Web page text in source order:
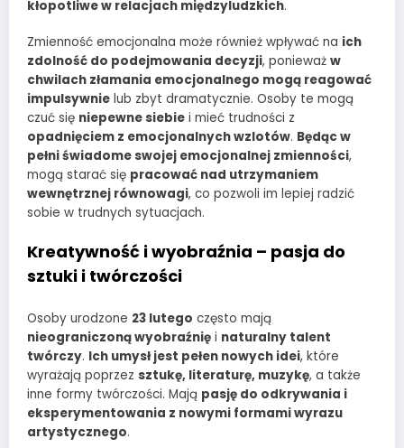
kłopotliwe w relacjach międzyludzkich.
Zmienność emocjonalna może również wpływać na ich
zdolność do podejmowania decyzji, ponieważ w
chwilach złamania emocjonalnego mogą reagować
impulsywnie lub zbyt dramatycznie. Osoby te mogą
czuć się niepewne siebie i mieć trudności z
opadnięciem z emocjonalnych wzlotów. Będąc w
pełni świadome swojej emocjonalnej zmienności,
mogą starać się pracować nad utrzymaniem
wewnętrznej równowagi, co pozwoli im lepiej radzić
sobie w trudnych sytuacjach.
Kreatywność i wyobraźnia – pasja do
sztuki i twórczości
Osoby urodzone 23 lutego często mają
nieograniczoną wyobraźnię i naturalny talent
twórczy. Ich umysł jest pełen nowych idei, które
wyrażają poprzez sztukę, literaturę, muzykę, a także
inne formy twórczości. Mają pasję do odkrywania i
eksperymentowania z nowymi formami wyrazu
artystycznego.